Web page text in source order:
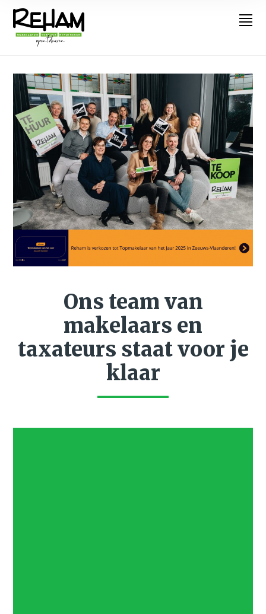
Ons team van
makelaars en
taxateurs staat voor je
klaar